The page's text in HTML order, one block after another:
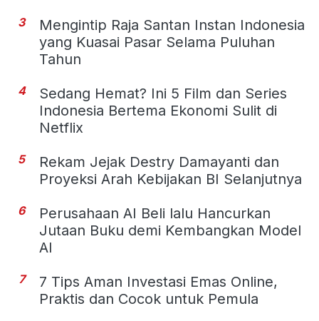
3
Mengintip Raja Santan Instan Indonesia
yang Kuasai Pasar Selama Puluhan
Tahun
4
Sedang Hemat? Ini 5 Film dan Series
Indonesia Bertema Ekonomi Sulit di
Netflix
5
Rekam Jejak Destry Damayanti dan
Proyeksi Arah Kebijakan BI Selanjutnya
6
Perusahaan AI Beli lalu Hancurkan
Jutaan Buku demi Kembangkan Model
AI
7
7 Tips Aman Investasi Emas Online,
Praktis dan Cocok untuk Pemula